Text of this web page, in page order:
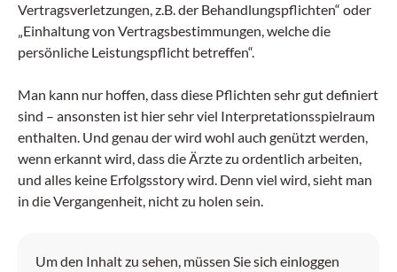
Vertragsverletzungen, z.B. der Behandlungspflichten“ oder
„Einhaltung von Vertragsbestimmungen, welche die
persönliche Leistungspflicht betreffen“.
Man kann nur hoffen, dass diese Pflichten sehr gut definiert
sind – ansonsten ist hier sehr viel Interpretationsspielraum
enthalten. Und genau der wird wohl auch genützt werden,
wenn erkannt wird, dass die Ärzte zu ordentlich arbeiten,
und alles keine Erfolgsstory wird. Denn viel wird, sieht man
in die Vergangenheit, nicht zu holen sein.
Um den Inhalt zu sehen, müssen Sie sich einloggen